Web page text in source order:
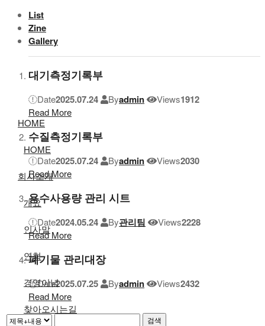
스프로켓
환경
지배구조
제보하기
HOME
HOME
회사소개
개요
인사말
연혁
경영이념
찾아오시는길
List
Zine
Gallery
대기측정기록부
Date2025.07.24 Byadmin Views1912
Read More
수질측정기록부
Date2025.07.24 Byadmin Views2030
Read More
용수사용량 관리 시트
Date2024.05.24 By관리팀 Views2228
Read More
폐기물 관리대장
Date2025.07.25 Byadmin Views2432
Read More
검색